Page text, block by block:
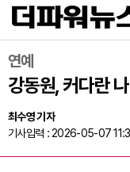
연예
강동원, 커다란
최수영 기자
기사입력 : 2026-05-07